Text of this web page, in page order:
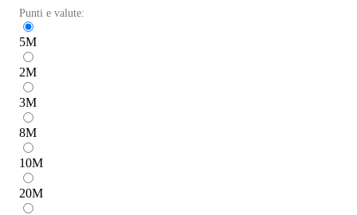
Punti e valute:
5M
2M
3M
8M
10M
20M